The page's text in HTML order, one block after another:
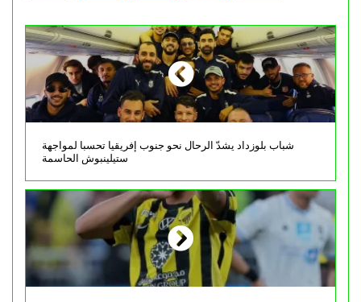
شباب بلوزداد يشدّ الرحال نحو جنوب إفريقيا تحسبا لمواجهة
ستيلينبوش الحاسمة